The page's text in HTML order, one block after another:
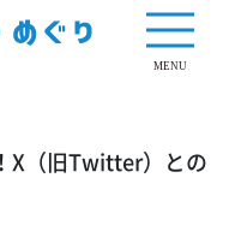
MENU
X（旧Twitter）との